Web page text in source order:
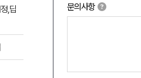
문의사항
,딥